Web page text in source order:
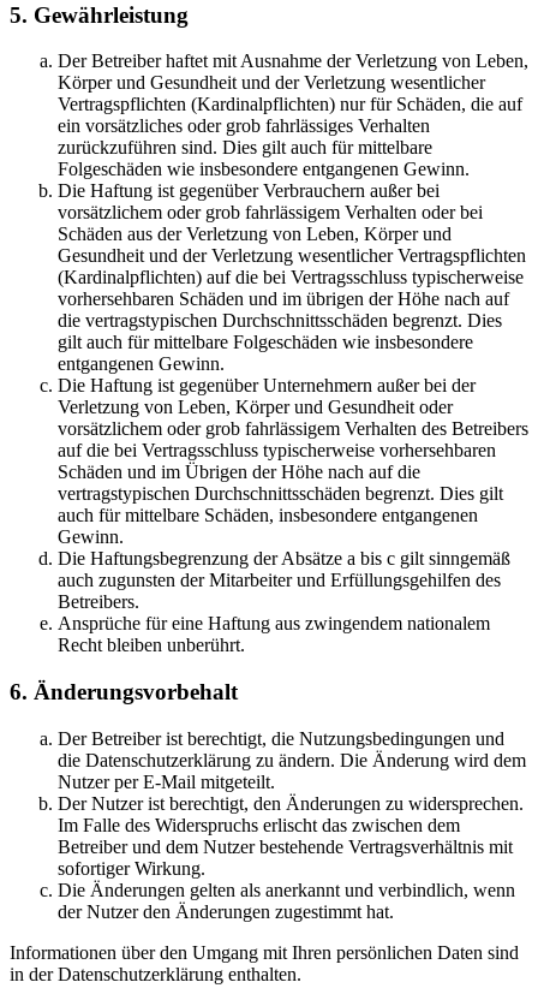
5. Gewährleistung
Der Betreiber haftet mit Ausnahme der Verletzung von Leben,
Körper und Gesundheit und der Verletzung wesentlicher
Vertragspflichten (Kardinalpflichten) nur für Schäden, die auf
ein vorsätzliches oder grob fahrlässiges Verhalten
zurückzuführen sind. Dies gilt auch für mittelbare
Folgeschäden wie insbesondere entgangenen Gewinn.
Die Haftung ist gegenüber Verbrauchern außer bei
vorsätzlichem oder grob fahrlässigem Verhalten oder bei
Schäden aus der Verletzung von Leben, Körper und
Gesundheit und der Verletzung wesentlicher Vertragspflichten
(Kardinalpflichten) auf die bei Vertragsschluss typischerweise
vorhersehbaren Schäden und im übrigen der Höhe nach auf
die vertragstypischen Durchschnittsschäden begrenzt. Dies
gilt auch für mittelbare Folgeschäden wie insbesondere
entgangenen Gewinn.
Die Haftung ist gegenüber Unternehmern außer bei der
Verletzung von Leben, Körper und Gesundheit oder
vorsätzlichem oder grob fahrlässigem Verhalten des Betreibers
auf die bei Vertragsschluss typischerweise vorhersehbaren
Schäden und im Übrigen der Höhe nach auf die
vertragstypischen Durchschnittsschäden begrenzt. Dies gilt
auch für mittelbare Schäden, insbesondere entgangenen
Gewinn.
Die Haftungsbegrenzung der Absätze a bis c gilt sinngemäß
auch zugunsten der Mitarbeiter und Erfüllungsgehilfen des
Betreibers.
Ansprüche für eine Haftung aus zwingendem nationalem
Recht bleiben unberührt.
6. Änderungsvorbehalt
Der Betreiber ist berechtigt, die Nutzungsbedingungen und
die Datenschutzerklärung zu ändern. Die Änderung wird dem
Nutzer per E-Mail mitgeteilt.
Der Nutzer ist berechtigt, den Änderungen zu widersprechen.
Im Falle des Widerspruchs erlischt das zwischen dem
Betreiber und dem Nutzer bestehende Vertragsverhältnis mit
sofortiger Wirkung.
Die Änderungen gelten als anerkannt und verbindlich, wenn
der Nutzer den Änderungen zugestimmt hat.
Informationen über den Umgang mit Ihren persönlichen Daten sind
in der Datenschutzerklärung enthalten.